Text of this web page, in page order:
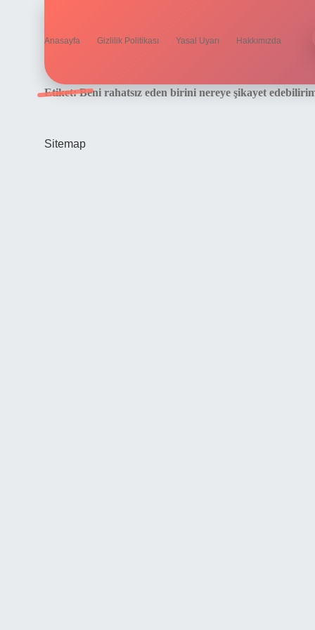
Anasayfa Gizlilik Politikası Yasal Uyarı Hakkımızda
Etiket:Beni rahatsız eden birini nereye şikayet
Sitemap